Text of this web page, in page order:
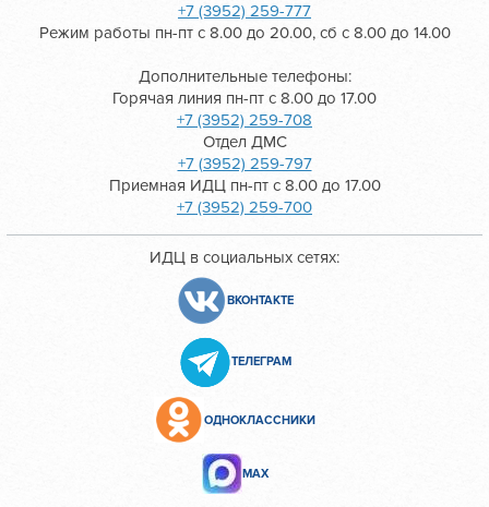
+7 (3952) 259-777
Режим работы пн-пт с 8.00 до 20.00, сб с 8.00 до 14.00
Дополнительные телефоны:
Горячая линия пн-пт с 8.00 до 17.00
+7 (3952) 259-708
Отдел ДМС
+7 (3952) 259-797
Приемная ИДЦ пн-пт с 8.00 до 17.00
+7 (3952) 259-700
ИДЦ в социальных сетях:
ВКОНТАКТЕ
ТЕЛЕГРАМ
ОДНОКЛАССНИКИ
МАХ